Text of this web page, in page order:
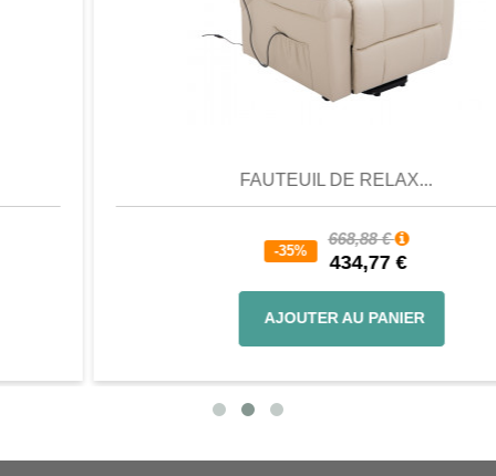
FAUTEUIL DE RELAX...
668,88 €
434,77 €
AJOUTER AU PANIER